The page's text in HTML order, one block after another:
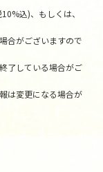
込)、もしくは、
合がございますので
了している場合がご
は変更になる場合が